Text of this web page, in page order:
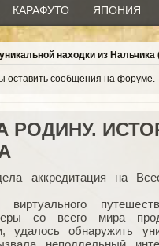
КАРАФУТО ЯПОНИЯ
находки из Нальчика
оставить сообщения на форуме.
РОДИНУ.
аккредитация на
со всего мира
удалось обнаружить